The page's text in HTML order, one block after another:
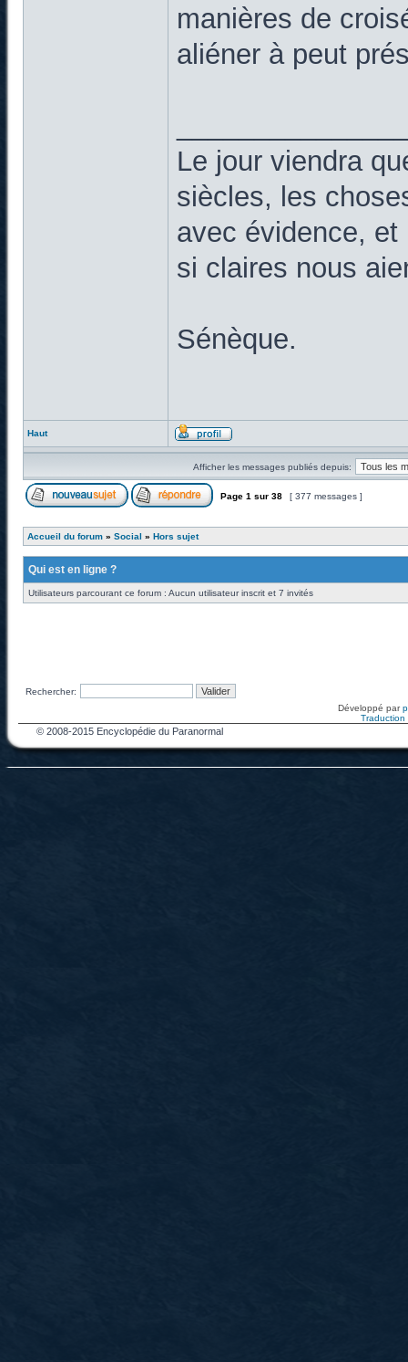
manières de
aliéner à peut
Le jour viendra
siècles, les
avec évidence,
si claires nous
Sénèque.
Haut
Afficher les messages publiés depuis:
Page 1 sur 38 [ 377 messages ]
Accueil du forum » Social » Hors sujet
Qui est en ligne ?
Utilisateurs parcourant ce forum : Aucun utilisateur inscrit et 7 invités
Rechercher:
Développé par
Traduction
© 2008-2015 Encyclopédie du Paranormal